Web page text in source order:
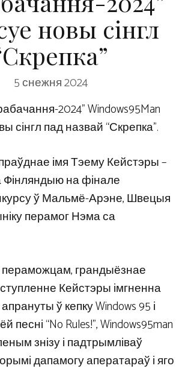
новы сінгл
5 снежня 2024
2024” Windows95Man
сінгл пад назвай “Скрепка”.
імя Тэему Кейстэры –
Фінляндыю на фінале
ў Мальмё-Арэне, Швецыя
перамог Нэма са
пераможцам, грандыёзнае
Кейстэры імгненна
ў кепку Windows 95 і
песні “No Rules!”, Windows95man
знізу і падтрымліваў
дапамогу аператараў і яго